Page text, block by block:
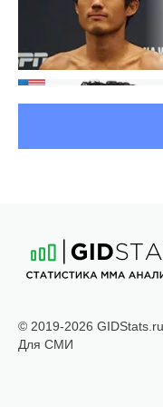
© 2019-2026 GIDStats.ru
Для СМИ